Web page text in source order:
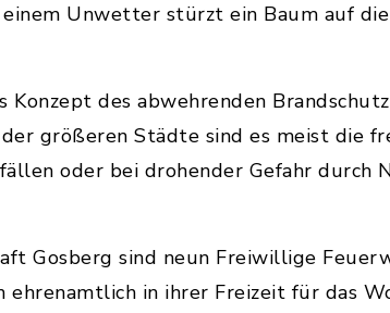
Unwetter stürzt ein Baum auf
des abwehrenden
größeren Städte sind es meist die
oder bei drohender Gefahr durch
Gosberg sind neun Freiwillige
in ihrer Freizeit für das